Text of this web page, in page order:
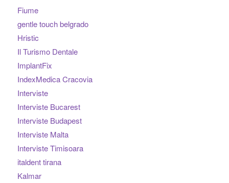
Fiume
gentle touch belgrado
Hristic
Il Turismo Dentale
ImplantFix
IndexMedica Cracovia
Interviste
Interviste Bucarest
Interviste Budapest
Interviste Malta
Interviste Timisoara
italdent tirana
Kalmar